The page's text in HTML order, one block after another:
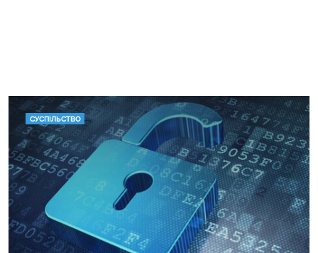
СУСПІЛЬСТВО